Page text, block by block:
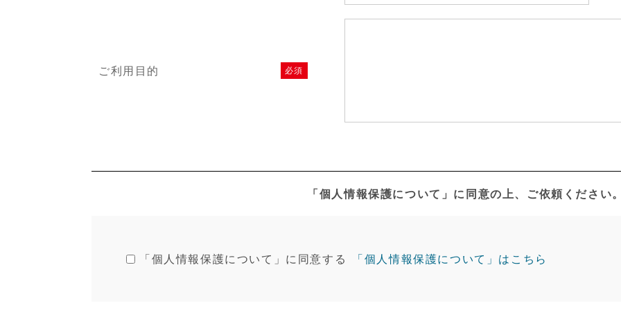
ご利用目的 必須
「個人情報保護について」に同意の上、ご依頼ください
「個人情報保護について」に同意する 「個人情報保護について」はこちら